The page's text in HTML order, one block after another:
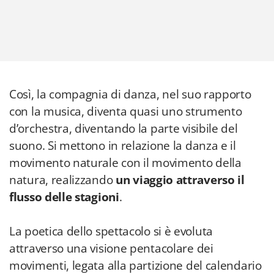
Così, la compagnia di danza, nel suo rapporto
con la musica, diventa quasi uno strumento
d’orchestra, diventando la parte visibile del
suono. Si mettono in relazione la danza e il
movimento naturale con il movimento della
natura, realizzandoun viaggio attraverso il
flusso delle stagioni.
La poetica dello spettacolo si è evoluta
attraverso una visione pentacolare dei
movimenti, legata alla partizione del calendario